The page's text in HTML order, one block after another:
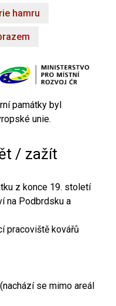
hamru
památky byl
unie.
/ zažít
z konce 19. století
na Podbrdsku a
pracoviště kovářů
se mimo areál